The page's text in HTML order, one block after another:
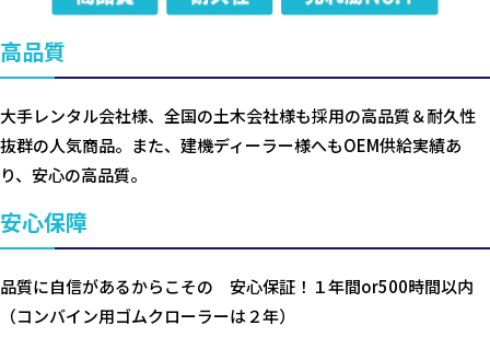
高品質
大手レンタル会社様、全国の土木会社様も採用の高品質＆耐久性
抜群の人気商品。また、建機ディーラー様へもOEM供給実績あ
り、安心の高品質。
安心保障
品質に自信があるからこその 安心保証！１年間or500時間以内
（コンバイン用ゴムクローラーは２年）